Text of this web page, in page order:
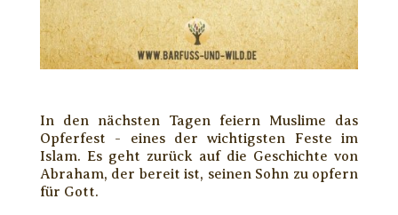
In den nächsten Tagen feiern Muslime das
Opferfest - eines der wichtigsten Feste im
Islam. Es geht zurück auf die Geschichte von
Abraham, der bereit ist, seinen Sohn zu opfern
für Gott.